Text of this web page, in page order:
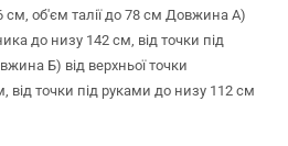
см, об'єм талії до 78 см Довжина А)
до низу 142 см, від точки під
Б) від верхньої точки
від точки під руками до низу 112 см